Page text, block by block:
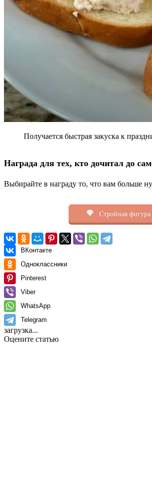
Получается быстрая закуска к
Награда для тех, кто дочитал до
Выбирайте в награду то, что вам больше
Стройная фигура
ВКонтакте
Одноклассники
Pinterest
Viber
WhatsApp
Telegram
загрузка...
Оцените статью